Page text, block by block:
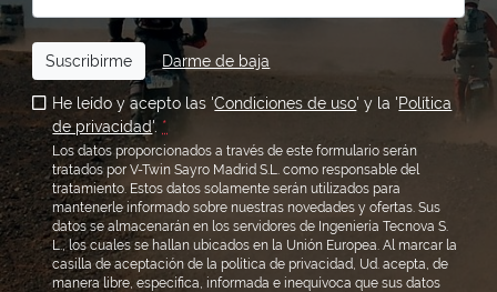
Suscribirme Darme de baja
He leído y acepto las 'Condiciones de uso' y la 'Política
de privacidad'. *
Los datos proporcionados a través de este formulario serán
tratados por V-Twin Sayro Madrid S.L. como responsable del
tratamiento. Estos datos solamente serán utilizados para
mantenerle informado sobre nuestras novedades y ofertas. Sus
datos se almacenarán en los servidores de Ingeniería Tecnova S.
L., los cuales se hallan ubicados en la Unión Europea. Al marcar la
casilla de aceptación de la política de privacidad, Ud. acepta, de
manera libre, específica, informada e inequívoca que sus datos